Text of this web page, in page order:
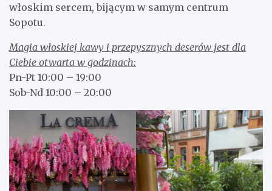
włoskim sercem, bijącym w samym centrum
Sopotu.
Magia włoskiej kawy i przepysznych deserów jest dla
Ciebie otwarta w godzinach:
Pn-Pt 10:00 – 19:00
Sob-Nd 10:00 – 20:00